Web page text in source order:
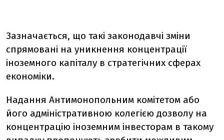
Зазначається, що такі законодавчі зміни
спрямовані на уникнення концентрації
іноземного капіталу в стратегічних сферах
економіки.
Надання Антимонопольним комітетом або
його адміністративною колегією дозволу на
концентрацію іноземним інвесторам в такому